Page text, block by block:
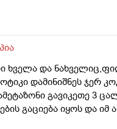
ხველა და
დამინიშნეს ჯერ
გავიკეთე 3
გაციება იყოს და